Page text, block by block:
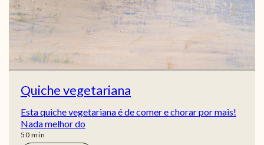
Quiche vegetariana
Esta quiche vegetariana é de comer e chorar por mais!
Nada melhor do
50min
min